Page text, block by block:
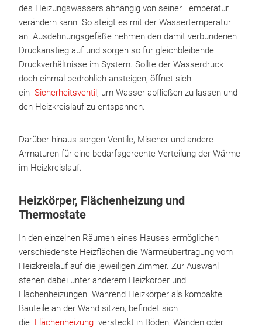
des Heizungswassers abhängig von seiner Temperatur
verändern kann. So steigt es mit der Wassertemperatur
an. Ausdehnungsgefäße nehmen den damit verbundenen
Druckanstieg auf und sorgen so für gleichbleibende
Druckverhältnisse im System. Sollte der Wasserdruck
doch einmal bedrohlich ansteigen, öffnet sich
ein Sicherheitsventil , um Wasser abfließen zu lassen und
den Heizkreislauf zu entspannen.
Darüber hinaus sorgen Ventile, Mischer und andere
Armaturen für eine bedarfsgerechte Verteilung der Wärme
im Heizkreislauf.
Heizkörper, Flächenheizung und
Thermostate
In den einzelnen Räumen eines Hauses ermöglichen
verschiedenste Heizflächen die Wärmeübertragung vom
Heizkreislauf auf die jeweiligen Zimmer. Zur Auswahl
stehen dabei unter anderem Heizkörper und
Flächenheizungen. Während Heizkörper als kompakte
Bauteile an der Wand sitzen, befindet sich
die Flächenheizung versteckt in Böden, Wänden oder